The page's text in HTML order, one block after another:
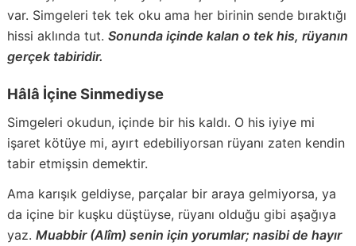
var. Simgeleri tek tek oku ama her birinin sende bıraktığı
hissi aklında tut. Sonunda içinde kalan o tek his, rüyanın
gerçek tabiridir.
Hâlâ İçine Sinmediyse
Simgeleri okudun, içinde bir his kaldı. O his iyiye mi
işaret kötüye mi, ayırt edebiliyorsan rüyanı zaten kendin
tabir etmişsin demektir.
Ama karışık geldiyse, parçalar bir araya gelmiyorsa, ya
da içine bir kuşku düştüyse, rüyanı olduğu gibi aşağıya
yaz. Muabbir (Alîm) senin için yorumlar; nasibi de hayır